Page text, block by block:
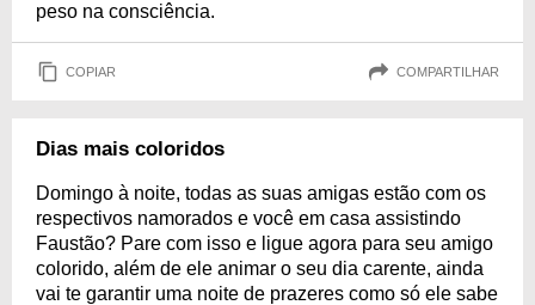
peso na consciência.
COPIAR COMPARTILHAR
Dias mais coloridos
Domingo à noite, todas as suas amigas estão com os
respectivos namorados e você em casa assistindo
Faustão? Pare com isso e ligue agora para seu amigo
colorido, além de ele animar o seu dia carente, ainda
vai te garantir uma noite de prazeres como só ele sabe